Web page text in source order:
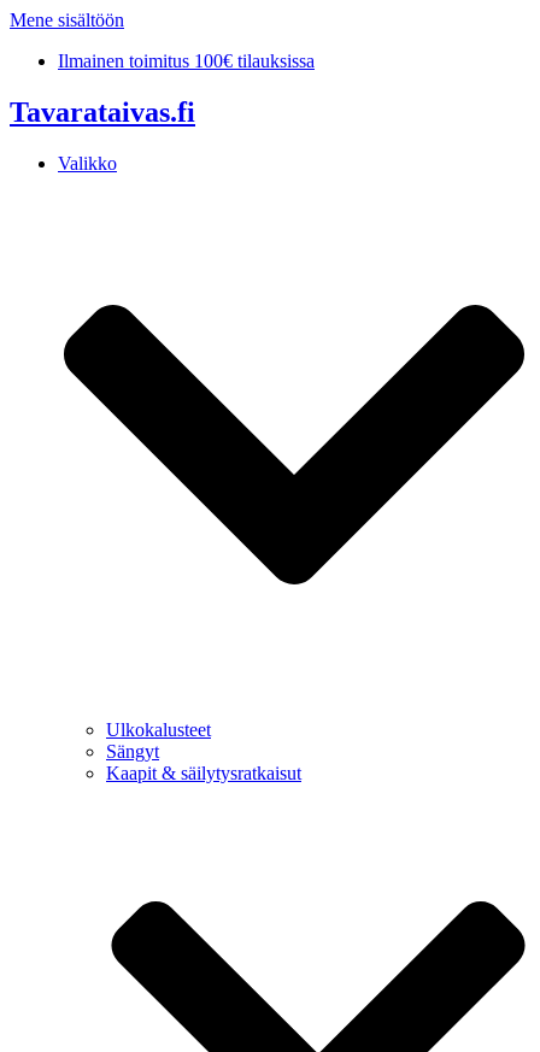
Mene sisältöön
Ilmainen toimitus 100€ tilauksissa
Tavarataivas.fi
Valikko
Ulkokalusteet
Sängyt
Kaapit & säilytysratkaisut